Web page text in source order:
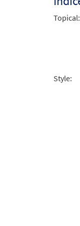
Topical:
Style: